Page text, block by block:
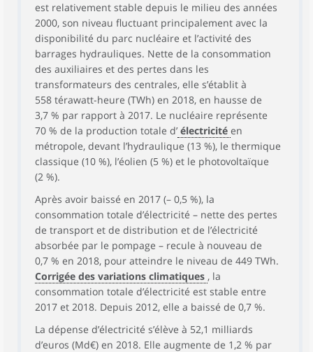
est relativement stable depuis le milieu des années
2000, son niveau fluctuant principalement avec la
disponibilité du parc nucléaire et l’activité des
barrages hydrauliques. Nette de la consommation
des auxiliaires et des pertes dans les
transformateurs des centrales, elle s’établit à
558 térawatt-heure (TWh) en 2018, en hausse de
3,7 % par rapport à 2017. Le nucléaire représente
70 % de la production totale d’ électricité en
métropole, devant l’hydraulique (13 %), le thermique
classique (10 %), l’éolien (5 %) et le photovoltaïque
(2 %).
Après avoir baissé en 2017 (– 0,5 %), la
consommation totale d’électricité – nette des pertes
de transport et de distribution et de l’électricité
absorbée par le pompage – recule à nouveau de
0,7 % en 2018, pour atteindre le niveau de 449 TWh.
Corrigée des variations climatiques , la
consommation totale d’électricité est stable entre
2017 et 2018. Depuis 2012, elle a baissé de 0,7 %.
La dépense d’électricité s’élève à 52,1 milliards
d’euros (Md€) en 2018. Elle augmente de 1,2 % par